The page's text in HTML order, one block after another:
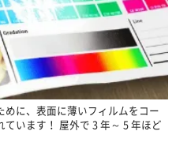
に、表面に薄いフィルムをコー
います！ 屋外で 3 年～ 5 年ほど